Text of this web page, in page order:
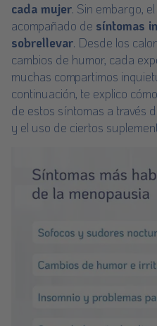
cada mujer. Sin embargo,
acompañado de síntomas
sobrellevar. Desde los
cambios de humor, cada
muchas compartimos
continuación, te explico
de estos síntomas a través
y el uso de ciertos